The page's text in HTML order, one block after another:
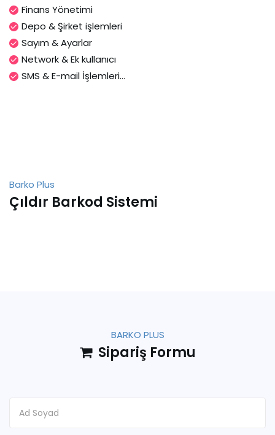
Finans Yönetimi
Depo & Şirket işlemleri
Sayım & Ayarlar
Network & Ek kullanıcı
SMS & E-mail İşlemleri...
Barko Plus
Çıldır Barkod Sistemi
BARKO PLUS
Sipariş Formu